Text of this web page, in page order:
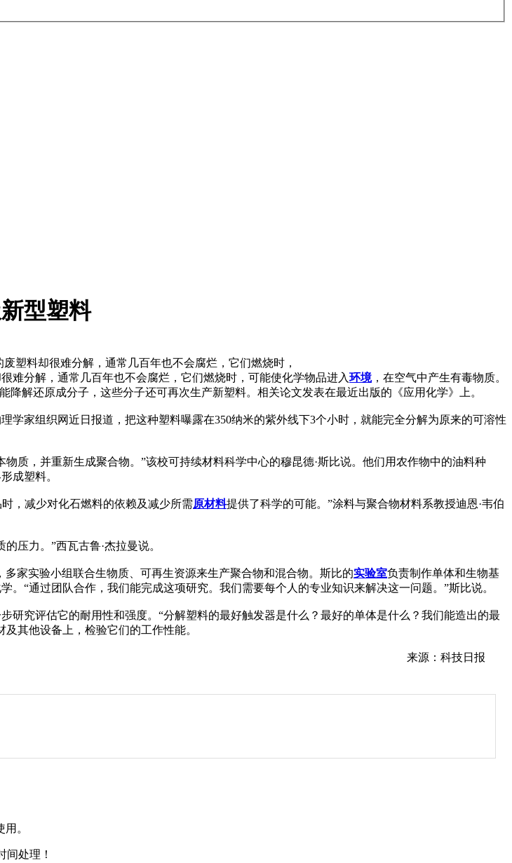
型塑料
料却很难分解，通常几百年也不会腐烂，它们燃烧时，
难分解，通常几百年也不会腐烂，它们燃烧时，可能使化学物品进入环境，在空气中产生有毒物质。
解还原成分子，这些分子还可再次生产新塑料。相关论文发表在最近出版的《应用化学》上。
家组织网近日报道，把这种塑料曝露在350纳米的紫外线下3个小时，就能完全分解为原来的可溶性
质，并重新生成聚合物。”该校可持续材料科学中心的穆昆德·斯比说。他们用农作物中的油料种
成塑料。
，减少对化石燃料的依赖及减少所需原材料提供了科学的可能。”涂料与聚合物材料系教授迪恩·韦伯
压力。”西瓦古鲁·杰拉曼说。
家实验小组联合生物质、可再生资源来生产聚合物和混合物。斯比的实验室负责制作单体和生物基
“通过团队合作，我们能完成这项研究。我们需要每个人的专业知识来解决这一问题。”斯比说。
究评估它的耐用性和强度。“分解塑料的最好触发器是什么？最好的单体是什么？我们能造出的最
及其他设备上，检验它们的工作性能。
来源：科技日报
。
处理！